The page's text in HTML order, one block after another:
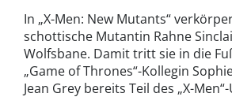
In „X-Men: New Mutants“
schottische Mutantin Rahne
Wolfsbane. Damit tritt sie in die
„Game of Thrones“-Kollegin
Jean Grey bereits Teil des „X-